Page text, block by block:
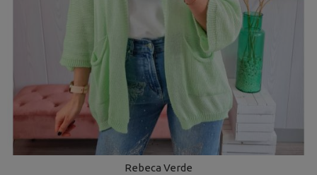
Rebeca Verde